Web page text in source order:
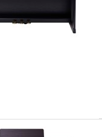
Digitalpiano Schwarz
für die ganze
das Roland RP701 Ihr